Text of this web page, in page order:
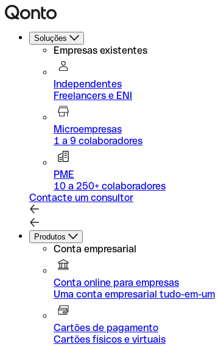
Soluções
Empresas existentes
Independentes
Freelancers e ENI
Microempresas
1 a 9 colaboradores
PME
10 a 250+ colaboradores
Contacte um consultor
Produtos
Conta empresarial
Conta online para empresas
Uma conta empresarial tudo-em-um
Cartões de pagamento
Cartões físicos e virtuais